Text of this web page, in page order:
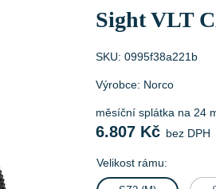
Sight VLT
SKU: 0995f38a221b
Výrobce: Norco
měsíční splátka na 24
6.807 Kč bez DPH
Velikost rámu: